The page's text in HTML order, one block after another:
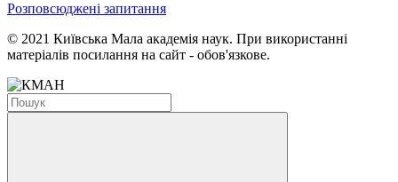
Розповсюджені запитання
© 2021 Київська Мала академія наук. При використанні
матеріалів посилання на сайт - обов'язкове.